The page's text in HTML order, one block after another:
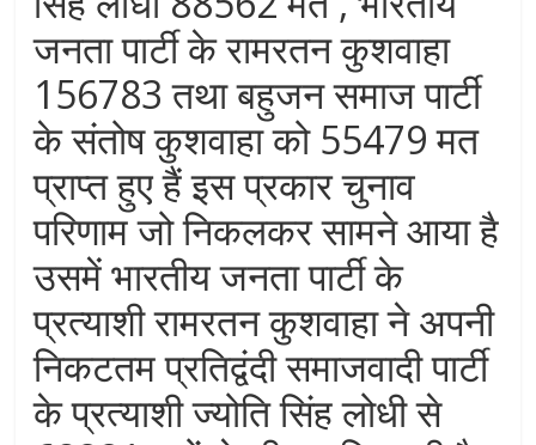
जनता पार्टी के रामरतन कुशवाहा
156783 तथा बहुजन समाज पार्टी
के संतोष कुशवाहा को 55479 मत
प्राप्त हुए हैं इस प्रकार चुनाव
परिणाम जो निकलकर सामने आया है
उसमें भारतीय जनता पार्टी के
प्रत्याशी रामरतन कुशवाहा ने अपनी
निकटतम प्रतिद्वंदी समाजवादी पार्टी
के प्रत्याशी ज्योति सिंह लोधी से